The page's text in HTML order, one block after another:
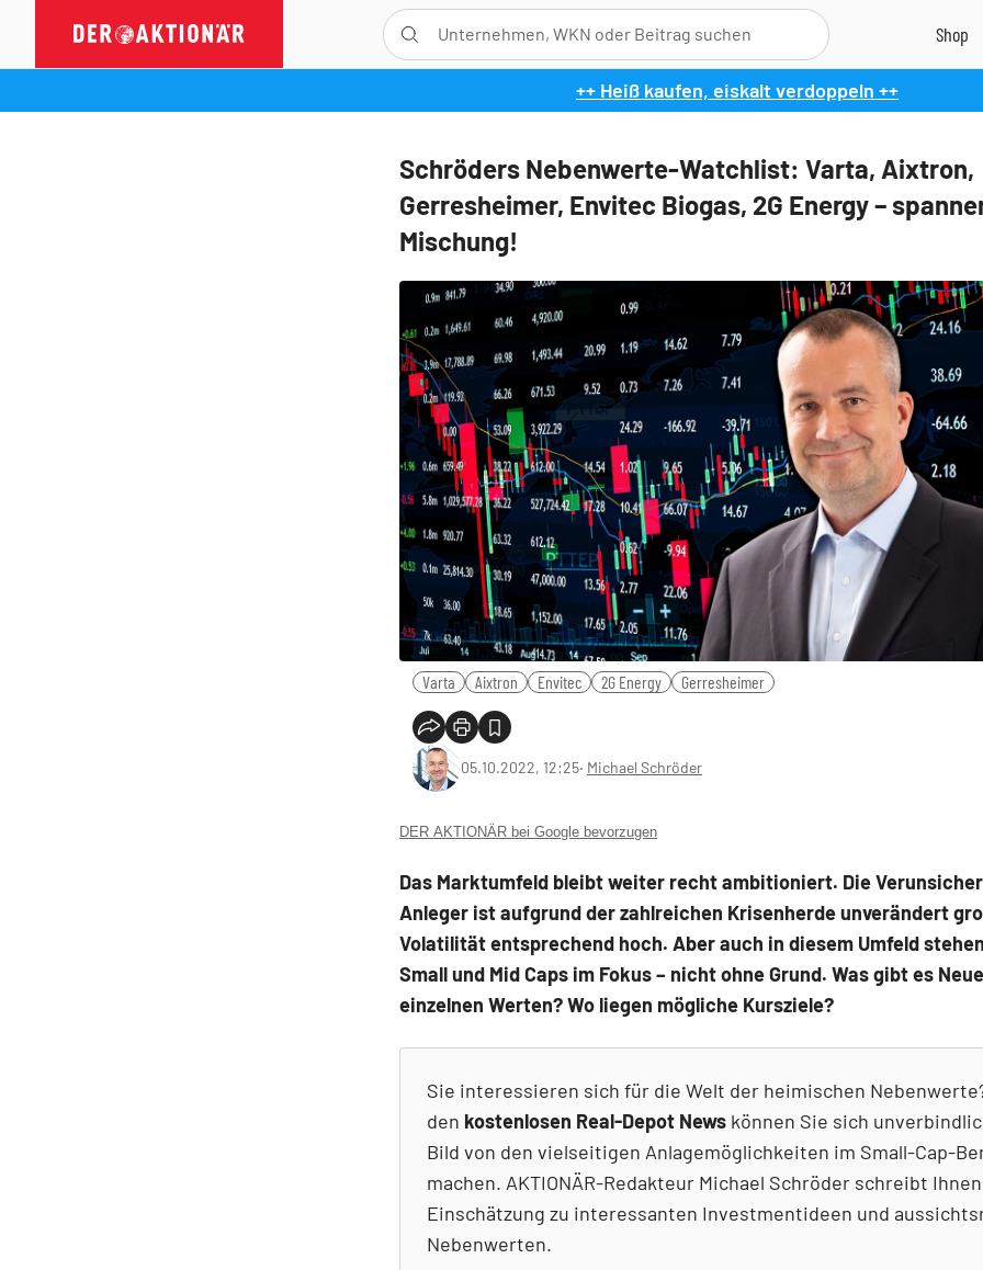
++ Heiß kaufen, eiskalt verdoppeln ++
Schröders Nebenwerte-Watchlist: Varta, Aixtron,
Gerresheimer, Envitec Biogas, 2G Energy –
Mischung!
Varta Aixtron Envitec 2G Energy Gerresheimer
05.10.2022, 12:25‧ Michael Schröder
DER AKTIONÄR bei Google bevorzugen
Das Marktumfeld bleibt weiter recht ambitioniert. Die
Anleger ist aufgrund der zahlreichen Krisenherde unverändert
Volatilität entsprechend hoch. Aber auch in diesem Umfeld
Small und Mid Caps im Fokus – nicht ohne Grund. Was gibt es
einzelnen Werten? Wo liegen mögliche Kursziele?
Sie interessieren sich für die Welt der heimischen
den kostenlosen Real-Depot News können Sie sich
Bild von den vielseitigen Anlagemöglichkeiten im Small-Cap-
machen. AKTIONÄR-Redakteur Michael Schröder schreibt
Einschätzung zu interessanten Investmentideen und
Nebenwerten.